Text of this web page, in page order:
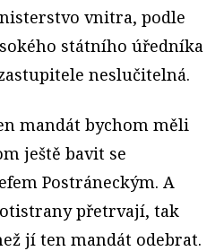
vnitra, podle
státního úředníka
neslučitelná.
mandát bychom měli
ještě bavit se
Postráneckým. A
přetrvají, tak
jí ten mandát odebrat.